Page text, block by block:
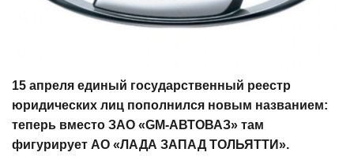
15 апреля единый государственный реестр
юридических лиц пополнился новым названием:
теперь вместо ЗАО «GM-АВТОВАЗ» там
фигурирует АО «ЛАДА ЗАПАД ТОЛЬЯТТИ».